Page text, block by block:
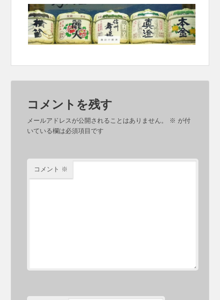
コメントを残す
メールアドレスが公開されることはありません。 ※ が付
いている欄は必須項目です
コメント ※